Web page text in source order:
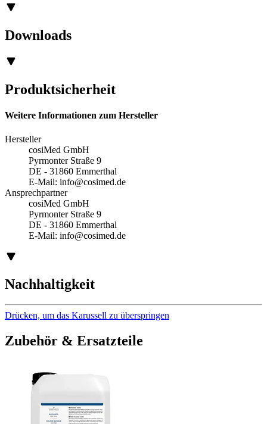
Downloads
Produktsicherheit
Weitere Informationen zum Hersteller
Hersteller
cosiMed GmbH
Pyrmonter Straße 9
DE - 31860 Emmerthal
E-Mail: info@cosimed.de
Ansprechpartner
cosiMed GmbH
Pyrmonter Straße 9
DE - 31860 Emmerthal
E-Mail: info@cosimed.de
Nachhaltigkeit
Drücken, um das Karussell zu überspringen
Zubehör & Ersatzteile